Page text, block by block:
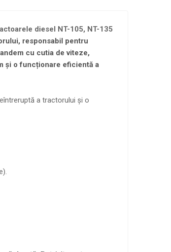
diesel NT-105, NT-135
responsabil pentru
cu cutia de viteze,
și o funcționare eficientă a
a tractorului și o